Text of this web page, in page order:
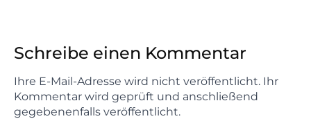
Schreibe einen Kommentar
Ihre E-Mail-Adresse wird nicht veröffentlicht. Ihr
Kommentar wird geprüft und anschließend
gegebenenfalls veröffentlicht.